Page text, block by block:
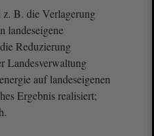
B. die Verlagerung
landeseigene
Reduzierung
Landesverwaltung
auf landeseigenen
Ergebnis realisiert;